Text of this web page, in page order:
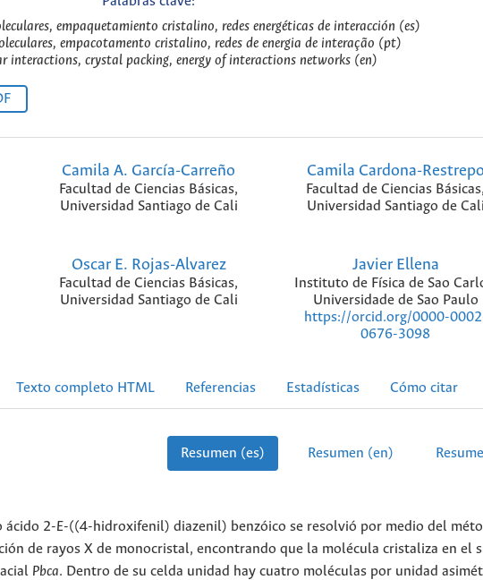
empaquetamiento cristalino, redes energéticas de interacción (es)
empacotamento cristalino, redes de energia de interação (pt)
interactions, crystal packing, energy of interactions networks (en)
Camila A. García-Carreño
Facultad de Ciencias Básicas,
Universidad Santiago de Cali
Camila Cardona-Restrepo
Facultad de Ciencias Básicas,
Universidad Santiago de Cali
Oscar E. Rojas-Alvarez
Facultad de Ciencias Básicas,
Universidad Santiago de Cali
Javier Ellena
Instituto de Física de Sao
Universidade de Sao Paulo
https://orcid.org/0000-
0676-3098
Texto completo HTML Referencias Estadísticas Cómo citar
Resumen (es) Resumen (en)
ácido 2-E-((4-hidroxifenil) diazenil) benzóico se resolvió por medio del
de rayos X de monocristal, encontrando que la molécula cristaliza en el
Pbca. Dentro de su celda unidad hay cuatro moléculas por unidad